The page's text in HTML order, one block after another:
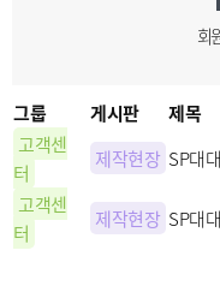
회
그룹 게시판 제목
고객센
터
제작현장 SP대
고객센
터
제작현장 SP대